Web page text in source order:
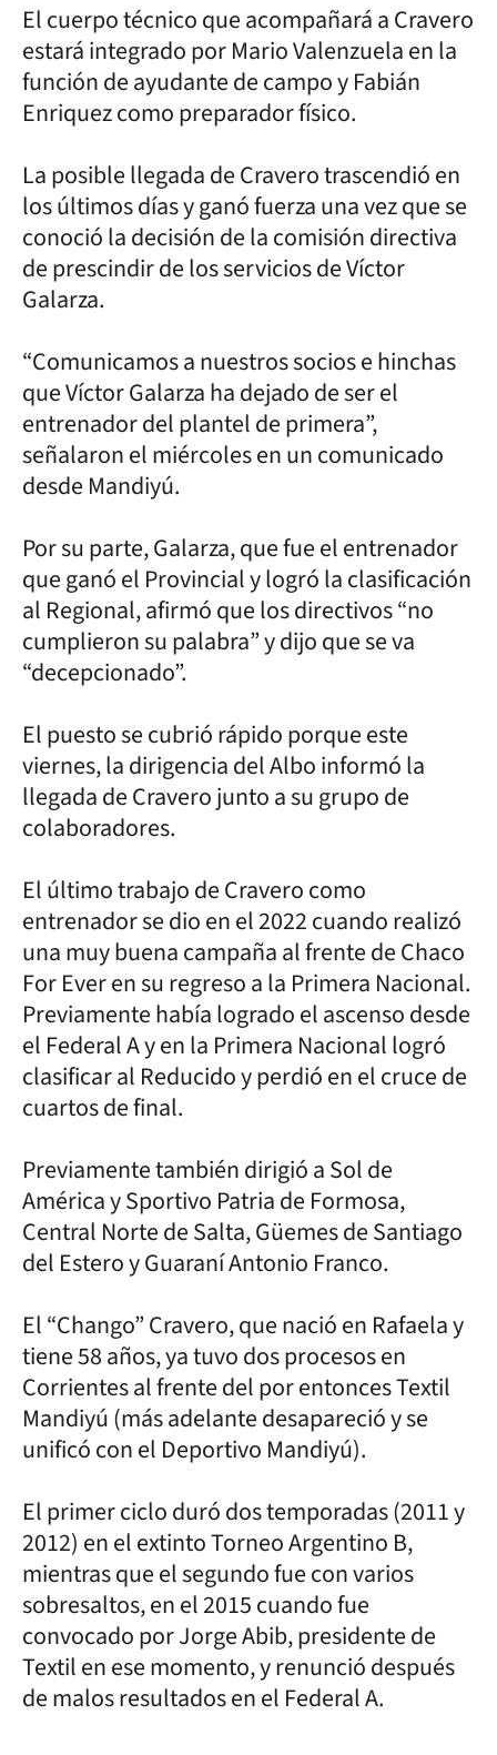
El cuerpo técnico que acompañará a Cravero
estará integrado por Mario Valenzuela en la
función de ayudante de campo y Fabián
Enriquez como preparador físico.
La posible llegada de Cravero trascendió en
los últimos días y ganó fuerza una vez que se
conoció la decisión de la comisión directiva
de prescindir de los servicios de Víctor
Galarza.
“Comunicamos a nuestros socios e hinchas
que Víctor Galarza ha dejado de ser el
entrenador del plantel de primera”,
señalaron el miércoles en un comunicado
desde Mandiyú.
Por su parte, Galarza, que fue el entrenador
que ganó el Provincial y logró la clasificación
al Regional, afirmó que los directivos “no
cumplieron su palabra” y dijo que se va
“decepcionado”.
El puesto se cubrió rápido porque este
viernes, la dirigencia del Albo informó la
llegada de Cravero junto a su grupo de
colaboradores.
El último trabajo de Cravero como
entrenador se dio en el 2022 cuando realizó
una muy buena campaña al frente de Chaco
For Ever en su regreso a la Primera Nacional.
Previamente había logrado el ascenso desde
el Federal A y en la Primera Nacional logró
clasificar al Reducido y perdió en el cruce de
cuartos de final.
Previamente también dirigió a Sol de
América y Sportivo Patria de Formosa,
Central Norte de Salta, Güemes de Santiago
del Estero y Guaraní Antonio Franco.
El “Chango” Cravero, que nació en Rafaela y
tiene 58 años, ya tuvo dos procesos en
Corrientes al frente del por entonces Textil
Mandiyú (más adelante desapareció y se
unificó con el Deportivo Mandiyú).
El primer ciclo duró dos temporadas (2011 y
2012) en el extinto Torneo Argentino B,
mientras que el segundo fue con varios
sobresaltos, en el 2015 cuando fue
convocado por Jorge Abib, presidente de
Textil en ese momento, y renunció después
de malos resultados en el Federal A.